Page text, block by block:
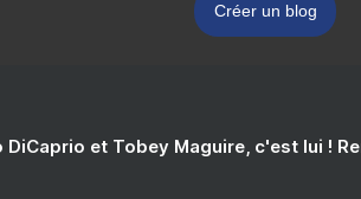
Créer un blog
DiCaprio et Tobey Maguire, c'est lui !